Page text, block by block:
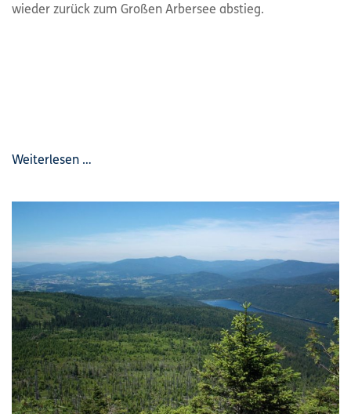
wieder zurück zum Großen Arbersee abstieg.
Weiterlesen …